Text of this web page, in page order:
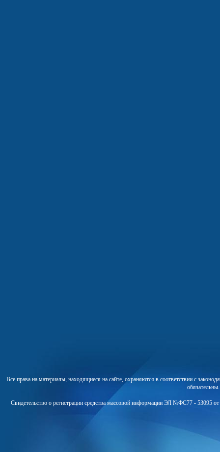
Все права на материалы, находящиеся на сайте, охраняются в соответствии с
Свидетельство о регистрации средства массовой информации ЭЛ №ФС77 - 53095